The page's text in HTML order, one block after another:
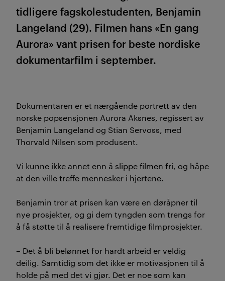
tidligere fagskolestudenten, Benjamin
Langeland (29). Filmen hans «En gang
Aurora» vant prisen for beste nordiske
dokumentarfilm i september.
Dokumentaren er et nærgående portrett av den
norske popsensjonen Aurora Aksnes, regissert av
Benjamin Langeland og Stian Servoss, med
Thorvald Nilsen som produsent.
Vi kunne ikke annet enn å slippe filmen fri, og håpe
at den ville treffe mennesker i hjertene.
Benjamin tror at prisen kan være en døråpner til
nye prosjekter, og gi dem tyngden som trengs for
å få støtte til å realisere fremtidige filmprosjekter.
– Det å bli belønnet for hardt arbeid er veldig
deilig. Samtidig som det ikke er motivasjonen til å
holde på med det vi gjør. Det er noe som kan